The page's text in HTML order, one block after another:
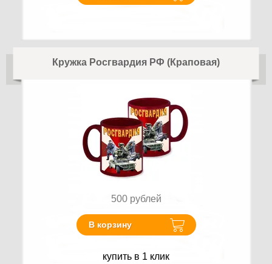
Кружка Росгвардия РФ (Краповая)
500 рублей
В корзину
купить в 1 клик